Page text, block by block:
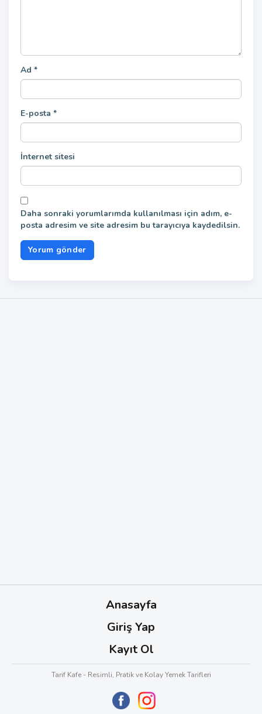
Ad *
E-posta *
İnternet sitesi
Daha sonraki yorumlarımda kullanılması için adım, e-
posta adresim ve site adresim bu tarayıcıya kaydedilsin.
Anasayfa
Giriş Yap
Kayıt Ol
Tarif Kafe - Resimli, Pratik ve Kolay Yemek Tarifleri